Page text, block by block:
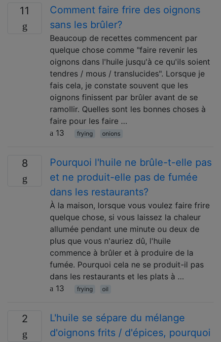
11
Comment faire frire des oignons
sans les brûler?
Beaucoup de recettes commencent par
quelque chose comme "faire revenir les
oignons dans l'huile jusqu'à ce qu'ils soient
tendres / mous / translucides". Lorsque je
fais cela, je constate souvent que les
oignons finissent par brûler avant de se
ramollir. Quelles sont les bonnes choses à
faire pour les faire …
13
frying onions
8
Pourquoi l'huile ne brûle-t-elle pas
et ne produit-elle pas de fumée
dans les restaurants?
À la maison, lorsque vous voulez faire frire
quelque chose, si vous laissez la chaleur
allumée pendant une minute ou deux de
plus que vous n'auriez dû, l'huile
commence à brûler et à produire de la
fumée. Pourquoi cela ne se produit-il pas
dans les restaurants et les plats à …
13
frying oil
2
L'huile se sépare du mélange
d'oignons frits / d'épices, pourquoi